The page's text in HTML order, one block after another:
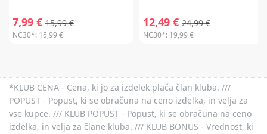
7,99 € 15,99 €
NC30*: 15,99 €
12,49 € 24,99 €
NC30*: 19,99 €
*KLUB CENA - Cena, ki jo za izdelek plača član kluba. ///
POPUST - Popust, ki se obračuna na ceno izdelka, in velja za
vse kupce. /// KLUB POPUST - Popust, ki se obračuna na ceno
izdelka, in velja za člane kluba. /// KLUB BONUS - Vrednost, ki